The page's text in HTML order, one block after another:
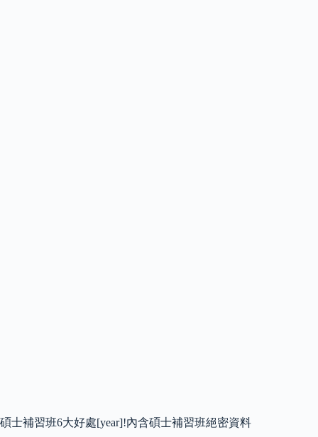
碩士補習班6大好處[year]!內含碩士補習班絕密資料